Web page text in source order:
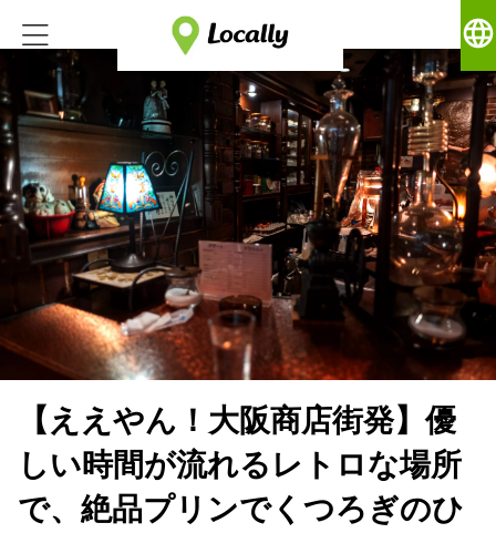
language
【ええやん！大阪商店街発】優
しい時間が流れるレトロな場所
で、絶品プリンでくつろぎのひ